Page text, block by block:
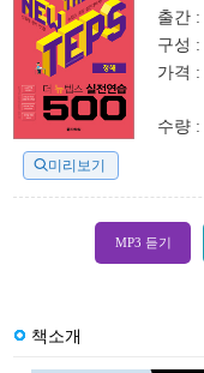
미리보기
출간 :
구성 :
가격 :
수량 :
MP3 듣기
책소개